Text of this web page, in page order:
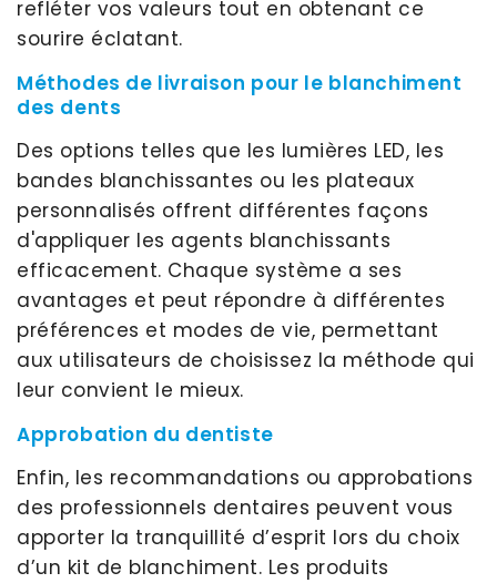
refléter vos valeurs tout en obtenant ce
sourire éclatant.
Méthodes de livraison pour le blanchiment
des dents
Des options telles que les lumières LED, les
bandes blanchissantes ou les plateaux
personnalisés offrent différentes façons
d'appliquer les agents blanchissants
efficacement. Chaque système a ses
avantages et peut répondre à différentes
préférences et modes de vie, permettant
aux utilisateurs de choisissez la méthode qui
leur convient le mieux.
Approbation du dentiste
Enfin, les recommandations ou approbations
des professionnels dentaires peuvent vous
apporter la tranquillité d’esprit lors du choix
d’un kit de blanchiment. Les produits